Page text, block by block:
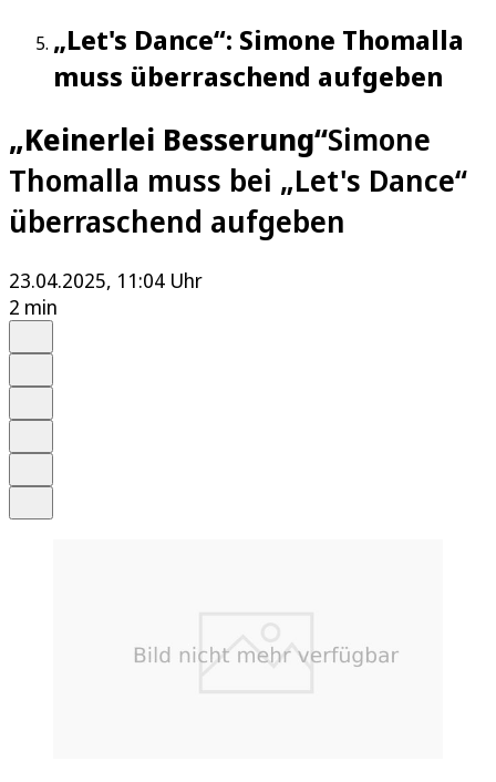
„Let's Dance“: Simone Thomalla
muss überraschend aufgeben
„Keinerlei Besserung“Simone
Thomalla muss bei „Let's Dance“
überraschend aufgeben
23.04.2025, 11:04 Uhr
2 min